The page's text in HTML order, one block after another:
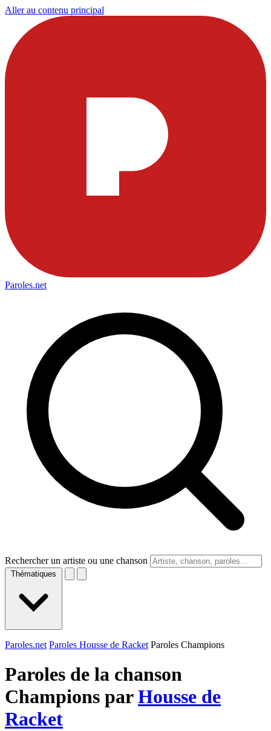
Aller au contenu principal
Paroles.net
Rechercher un artiste ou une chanson
Thématiques
Paroles.net Paroles Housse de Racket Paroles Champions
Paroles de la chanson
Champions parHousse de
Racket